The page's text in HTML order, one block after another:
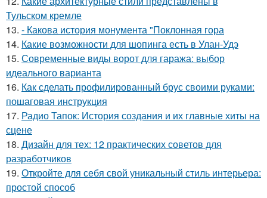
Тульском кремле
13. - Какова история монумента "Поклонная гора
14. Какие возможности для шопинга есть в Улан-Удэ
15. Современные виды ворот для гаража: выбор
идеального варианта
16. Как сделать профилированный брус своими руками:
пошаговая инструкция
17. Радио Тапок: История создания и их главные хиты на
сцене
18. Дизайн для тех: 12 практических советов для
разработчиков
19. Откройте для себя свой уникальный стиль интерьера:
простой способ